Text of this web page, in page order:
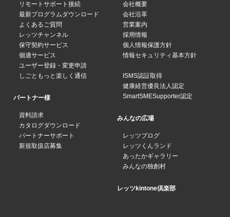
リモートサポート接続
最新プログラムダウンロード
よくあるご質問
レッツチャンネル
保守契約サービス
個適サービス
ユーザー登録・変更申請
しごともっと楽しく通信
パートナー様
資料請求
カタログダウンロード
パートナーサポート
新規取扱店募集
会社概要
会社沿革
営業案内
採用情報
個人情報保護方針
情報セキュリティ基本方針
ISMS認証取得
健康経営優良法人認定
SmartSMESupporter認定
みんなの広場
レッツブログ
レッツくんランド
あったかギャラリー
みんなの独創村
レッツkintone倶楽部